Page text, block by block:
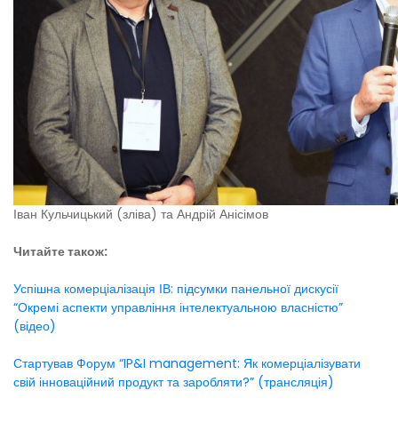
Іван Кульчицький (зліва) та Андрій Анісімов
Читайте також:
Успішна комерціалізація ІВ: підсумки панельної дискусії
“Окремі аспекти управління інтелектуальною власністю”
(відео)
Стартував Форум “IP&I management: Як комерціалізувати
свій інноваційний продукт та заробляти?” (трансляція)